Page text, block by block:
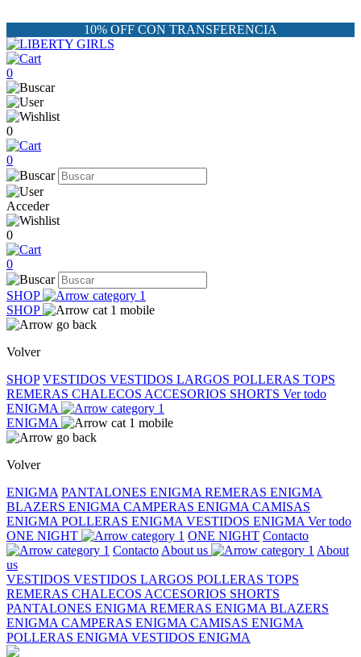
10% OFF CON TRANSFERENCIA
0
0
0
Acceder
0
0
SHOP
SHOP
Volver
SHOP VESTIDOS VESTIDOS LARGOS POLLERAS TOPS
REMERAS CHALECOS ACCESORIOS SHORTS Ver todo
ENIGMA
ENIGMA
Volver
ENIGMA PANTALONES ENIGMA REMERAS ENIGMA
BLAZERS ENIGMA CAMPERAS ENIGMA CAMISAS
ENIGMA POLLERAS ENIGMA VESTIDOS ENIGMA Ver todo
ONE NIGHT
ONE NIGHT Contacto
Contacto About us
About
us
VESTIDOS VESTIDOS LARGOS POLLERAS TOPS
REMERAS CHALECOS ACCESORIOS SHORTS
PANTALONES ENIGMA REMERAS ENIGMA BLAZERS
ENIGMA CAMPERAS ENIGMA CAMISAS ENIGMA
POLLERAS ENIGMA VESTIDOS ENIGMA